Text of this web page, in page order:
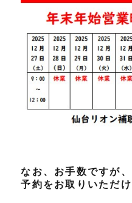
なお、お手数ですが
予約をお取りいただ